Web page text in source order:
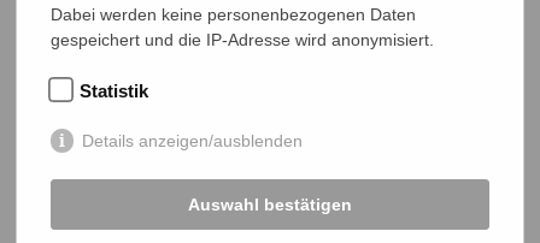
Telefon0641 - 26 555 600
START
Bangladesch-Portal
Dabei werden keine personenbezogenen Daten
gespeichert und die IP-Adresse wird anonymisiert.
Statistik
Details anzeigen/ausblenden
Auswahl bestätigen